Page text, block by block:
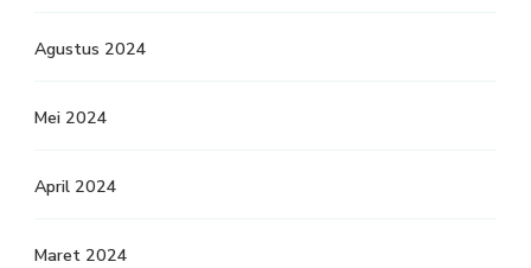
Agustus 2024
Mei 2024
April 2024
Maret 2024